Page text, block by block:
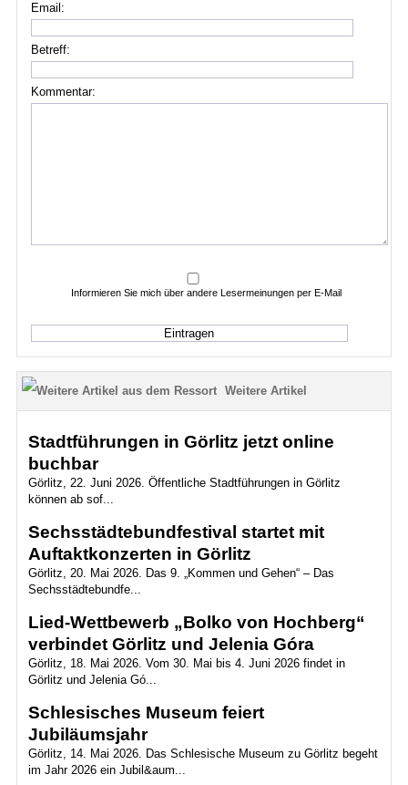
Email:
Betreff:
Kommentar:
Informieren Sie mich über andere Lesermeinungen per E-Mail
Weitere Artikel
Stadtführungen in Görlitz jetzt online
buchbar
Görlitz, 22. Juni 2026. Öffentliche Stadtführungen in Görlitz
können ab sof...
Sechsstädtebundfestival startet mit
Auftaktkonzerten in Görlitz
Görlitz, 20. Mai 2026. Das 9. „Kommen und Gehen“ – Das
Sechsstädtebundfe...
Lied-Wettbewerb „Bolko von Hochberg“
verbindet Görlitz und Jelenia Góra
Görlitz, 18. Mai 2026. Vom 30. Mai bis 4. Juni 2026 findet in
Görlitz und Jelenia Gó...
Schlesisches Museum feiert
Jubiläumsjahr
Görlitz, 14. Mai 2026. Das Schlesische Museum zu Görlitz begeht
im Jahr 2026 ein Jubil&aum...